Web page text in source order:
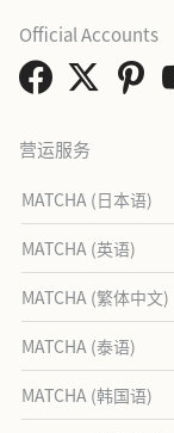
营运服务
MATCHA (日本语)
MATCHA (英语)
MATCHA (繁体中文)
MATCHA (泰语)
MATCHA (韩国语)
Official Accounts